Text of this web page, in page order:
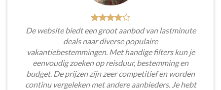
De website biedt een groot aanbod van lastminute
deals naar diverse populaire
vakantiebestemmingen. Met handige filters kun je
eenvoudig zoeken op reisduur, bestemming en
budget. De prijzen zijn zeer competitief en worden
continu vergeleken met andere aanbieders. Je hebt